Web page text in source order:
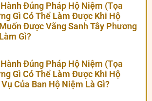
Đúng Pháp Hộ Niệm (Tọa
Gì Có Thể Làm Được Khi Hộ
Được Vãng Sanh Tây Phương
Gì?
Đúng Pháp Hộ Niệm (Tọa
Gì Có Thể Làm Được Khi Hộ
Của Ban Hộ Niệm Là Gì?